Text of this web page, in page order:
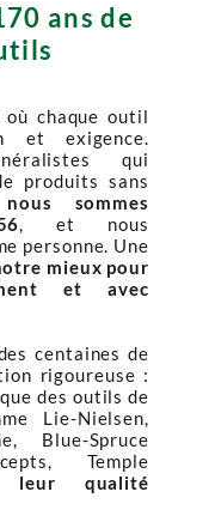
ans de
où chaque outil
et exigence.
qui
produits sans
nous sommes
, et nous
personne. Une
mieux pour
et avec
centaines de
rigoureuse :
des outils de
Lie-Nielsen,
Blue-Spruce
Temple
leur qualité